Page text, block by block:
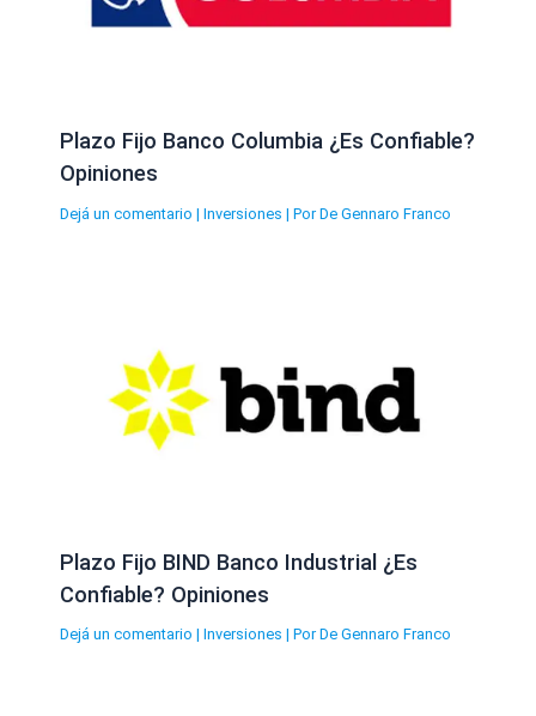
Plazo Fijo Banco Columbia ¿Es Confiable?
Opiniones
Dejá un comentario | Inversiones | Por De Gennaro Franco
Plazo Fijo BIND Banco Industrial ¿Es
Confiable? Opiniones
Dejá un comentario | Inversiones | Por De Gennaro Franco